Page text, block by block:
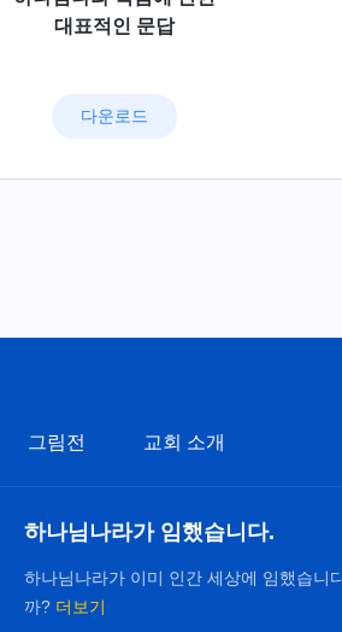
대표적인 문답
다운로드
그림전 교회 소개
하나님나라가 임했습니다.
하나님나라가 이미 인간 세상에 임했습니
까? 더보기